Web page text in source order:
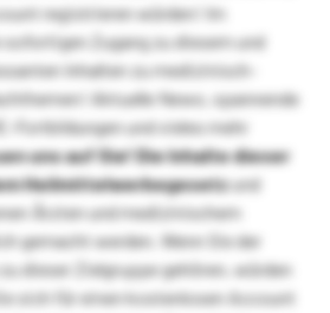
registrieren würden! Im
Zugang zu diesem und
Inhalten zu medizinisch-
Aktuelle News, spannende
Fortbildungen und vieles mehr
uns auf Sie!Die Inhalte dieser
Heilmittelwerbegesetzund
Ärzten und medizinischem
gemacht werden. Wenn Sie der
dieser Zielgruppe gehören, würden
sich für einen kostenlosen Account